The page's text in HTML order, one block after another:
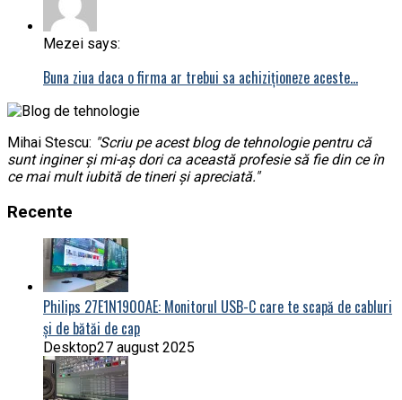
Mezei says:
Buna ziua daca o firma ar trebui sa achiziționeze aceste…
Mihai Stescu: "Scriu pe acest blog de tehnologie pentru că
sunt inginer și mi-aș dori ca această profesie să fie din ce în
ce mai mult iubită de tineri și apreciată."
Recente
Philips 27E1N1900AE: Monitorul USB-C care te scapă de cabluri
și de bătăi de cap
Desktop27 august 2025